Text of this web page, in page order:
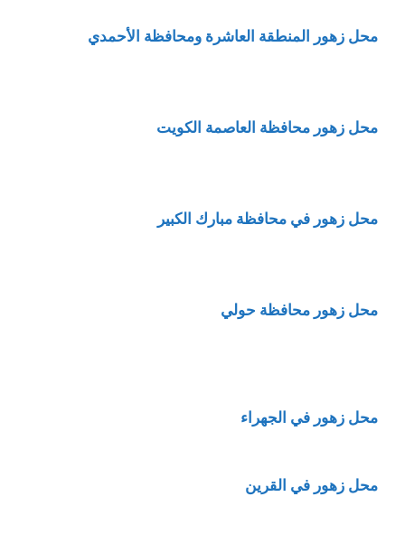
محل زهور المنطقة العاشرة ومحافظة الأحمدي
محل زهور محافظة العاصمة الكويت
محل زهور في محافظة مبارك الكبير
محل زهور محافظة حولي
محل زهور في الجهراء
محل زهور في القرين